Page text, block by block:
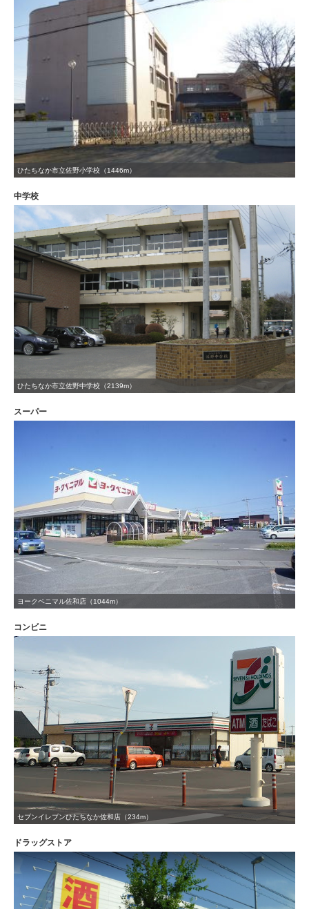
ひたちなか市立佐野小学校（1446m）
中学校
ひたちなか市立佐野中学校（2139m）
スーパー
ヨークベニマル佐和店（1044m）
コンビニ
セブンイレブンひたちなか佐和店（234m）
ドラッグストア